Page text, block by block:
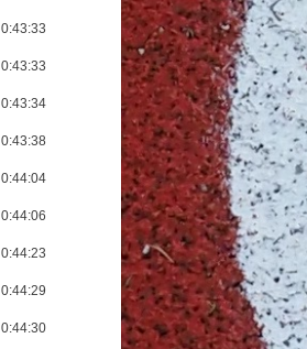
0:43:33
0:43:33
0:43:34
0:43:38
0:44:04
0:44:06
0:44:23
0:44:29
0:44:30